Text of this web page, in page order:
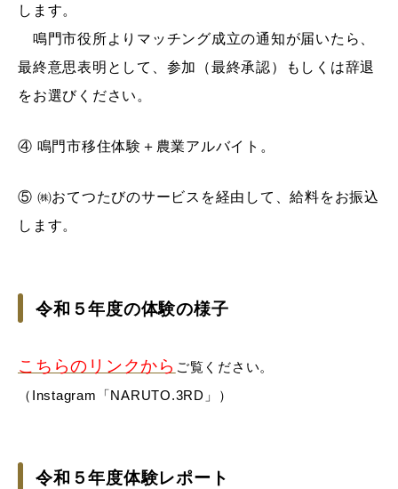
します。
鳴門市役所よりマッチング成立の通知が届いたら、
最終意思表明として、参加（最終承認）もしくは辞退
をお選びください。
④ 鳴門市移住体験＋農業アルバイト。
⑤ ㈱おてつたびのサービスを経由して、給料をお振込
します。
令和５年度の体験の様子
こちらのリンクから ご覧ください。
（Instagram「NARUTO.3RD」）
令和５年度体験レポート